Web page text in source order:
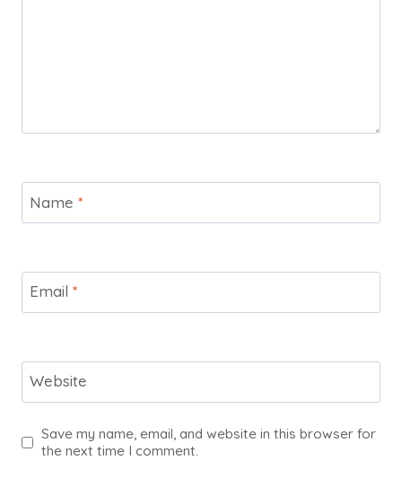
Name *
Email *
Website
Save my name, email, and website in this browser for
the next time I comment.